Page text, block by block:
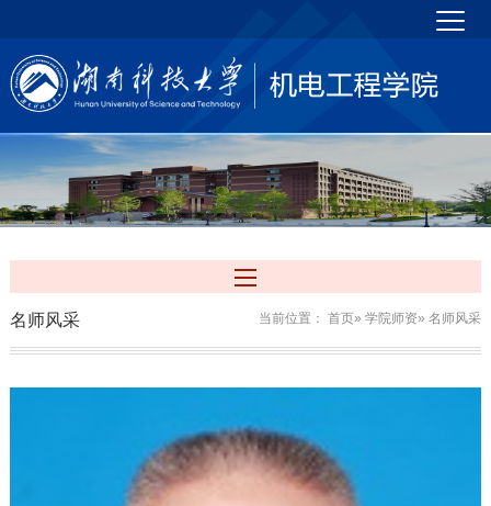
当前位置：首页»学院师资» 名师风采
名师风采